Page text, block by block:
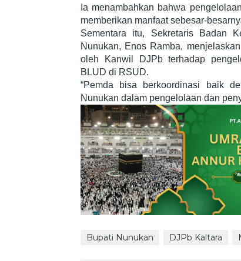
Ia menambahkan bahwa
memberikan manfaat sebesar-
Sementara itu, Sekretaris Badan
Nunukan, Enos Ramba,
oleh Kanwil DJPb terhadap
BLUD di RSUD.
“Pemda bisa berkoordinasi baik
Nunukan dalam pengelolaan dan
Bupati Nunukan DJPb Kaltara